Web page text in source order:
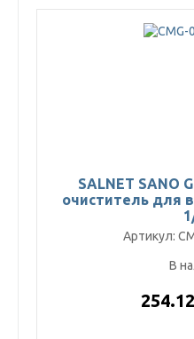
SALNET SANO
очиститель для
Артикул:
В
254.12